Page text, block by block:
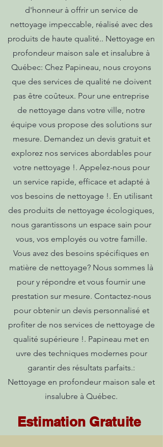
d'honneur à offrir un service de
nettoyage impeccable, réalisé avec des
produits de haute qualité.. Nettoyage en
profondeur maison sale et insalubre à
Québec: Chez Papineau, nous croyons
que des services de qualité ne doivent
pas être coûteux. Pour une entreprise
de nettoyage dans votre ville, notre
équipe vous propose des solutions sur
mesure. Demandez un devis gratuit et
explorez nos services abordables pour
votre nettoyage !. Appelez-nous pour
un service rapide, efficace et adapté à
vos besoins de nettoyage !. En utilisant
des produits de nettoyage écologiques,
nous garantissons un espace sain pour
vous, vos employés ou votre famille.
Vous avez des besoins spécifiques en
matière de nettoyage? Nous sommes là
pour y répondre et vous fournir une
prestation sur mesure. Contactez-nous
pour obtenir un devis personnalisé et
profiter de nos services de nettoyage de
qualité supérieure !. Papineau met en
uvre des techniques modernes pour
garantir des résultats parfaits.:
Nettoyage en profondeur maison sale et
insalubre à Québec.
Estimation Gratuite